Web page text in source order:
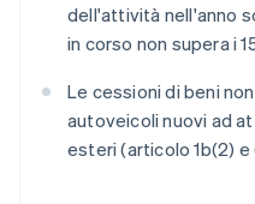
dell'attività nell'anno
in corso non supera i
Le cessioni di beni
autoveicoli nuovi ad
esteri (articolo 1b(2) e